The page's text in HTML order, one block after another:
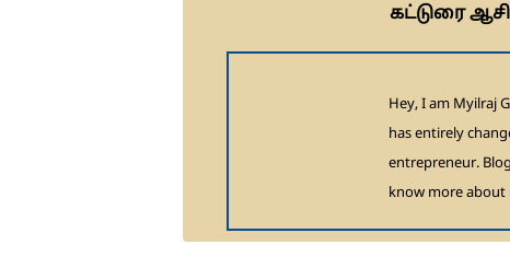
கட்டுரை
Hey, I am Myilraj
has entirely
entrepreneur.
know more about